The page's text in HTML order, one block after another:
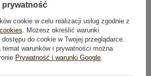
prywatność
cookie w celu realizacji usług zgodnie z
. Możesz określić warunki
do cookie w Twojej przeglądarce.
warunków i prywatności można
Prywatność i warunki Google